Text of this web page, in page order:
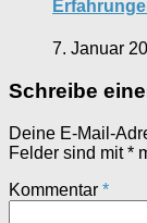
7. Januar
Schreibe
Deine E-Mail-
Felder sind mit*
Kommentar *